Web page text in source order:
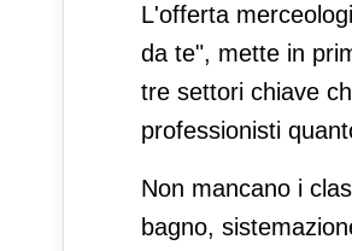
L'offerta
da te", mette in
tre settori chiave
professionisti
Non mancano i
bagno,